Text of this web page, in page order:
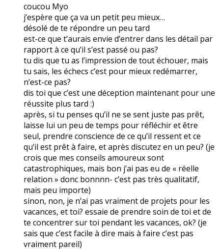
coucou Myo
j’espère que ça va un petit peu mieux…
désolé de te répondre un peu tard
est-ce que t’aurais envie d’entrer dans les détail par
rapport à ce qu’il s’est passé ou pas?
tu dis que tu as l’impression de tout échouer, mais
tu sais, les échecs c’est pour mieux redémarrer,
n’est-ce pas?
dis toi que c’est une déception maintenant pour une
réussite plus tard :)
après, si tu penses qu’il ne se sent juste pas prêt,
laisse lui un peu de temps pour réfléchir et être
seul, prendre conscience de ce qu’il ressent et ce
qu’il est prêt à faire, et après discutez en un peu? (je
crois que mes conseils amoureux sont
catastrophiques, mais bon j’ai pas eu de « réelle
relation » donc bonnnn- c’est pas très qualitatif,
mais peu importe)
sinon, non, je n’ai pas vraiment de projets pour les
vacances, et toi? essaie de prendre soin de toi et de
te concentrer sur toi pendant les vacances, ok? (je
sais que c’est facile à dire mais à faire c’est pas
vraiment pareil)